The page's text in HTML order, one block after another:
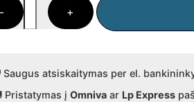
+
Saugus atsiskaitymas per el.
Pristatymas į Omnivaar Lp Express